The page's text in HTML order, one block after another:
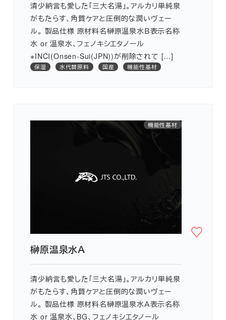
清少納言も愛した「三大名湯」。アルカリ単純泉
がもたらす、角質ケアと圧倒的な潤いヴェー
ル。 製品仕様 原材料名榊原温泉水Ｂ表示名称
水 or 温泉水、フェノキシエタノール
※INCI(Onsen-Sui(JPN))が削除されて […]
保湿 水代替原料 国産 機能性基材
保湿
水代替原料
国産
機能性基材
榊原温泉水Ａ
清少納言も愛した「三大名湯」。アルカリ単純泉
がもたらす、角質ケアと圧倒的な潤いヴェー
ル。 製品仕様 原材料名榊原温泉水Ａ表示名称
水 or 温泉水、BG、フェノキシエタノール